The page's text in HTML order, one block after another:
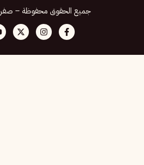
جميع الحقوق محفوظة – صفر ٢٠٢٦ ©